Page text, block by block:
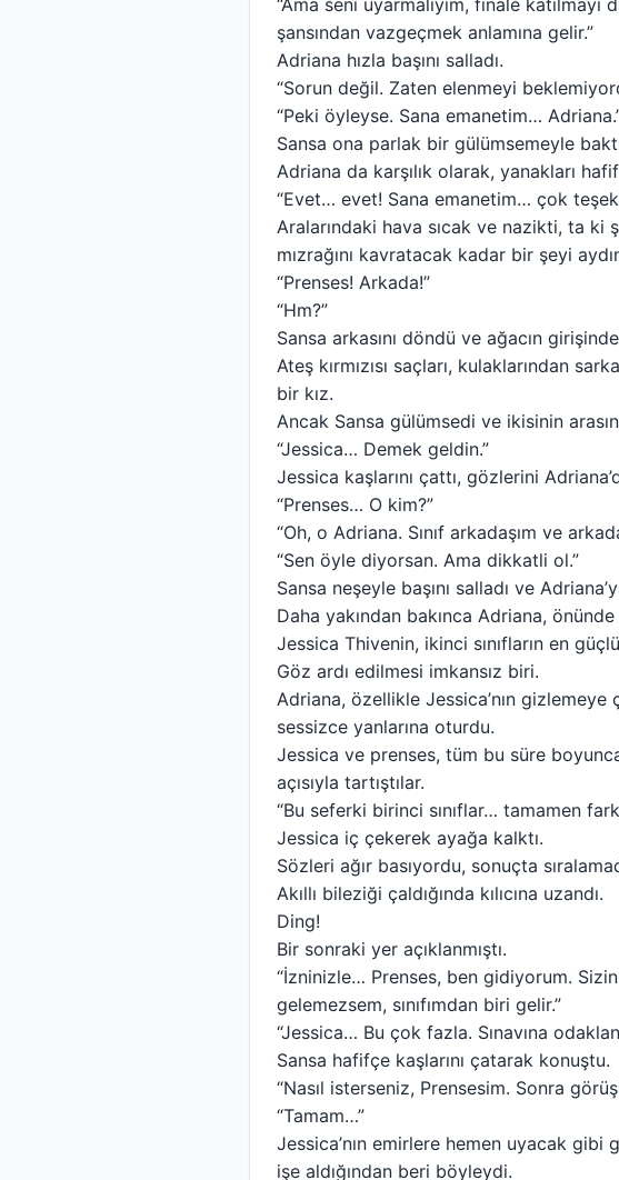
“Ama seni uyarmalıyım, finale
şansından vazgeçmek anlamına gelir.”
Adriana hızla başını salladı.
“Sorun değil. Zaten elenmeyi
“Peki öyleyse. Sana emanetim…
Sansa ona parlak bir gülümsemeyle
Adriana da karşılık olarak, yanakları
“Evet… evet! Sana emanetim… çok
Aralarındaki hava sıcak ve nazikti, ta ki
mızrağını kavratacak kadar bir şeyi
“Prenses! Arkada!”
“Hm?”
Sansa arkasını döndü ve ağacın
Ateş kırmızısı saçları, kulaklarından
bir kız.
Ancak Sansa gülümsedi ve ikisinin
“Jessica… Demek geldin.”
Jessica kaşlarını çattı, gözlerini
“Prenses… O kim?”
“Oh, o Adriana. Sınıf arkadaşım ve
“Sen öyle diyorsan. Ama dikkatli ol.”
Sansa neşeyle başını salladı ve
Daha yakından bakınca Adriana, önünde
Jessica Thivenin, ikinci sınıfların en
Göz ardı edilmesi imkansız biri.
Adriana, özellikle Jessica’nın gizlemeye
sessizce yanlarına oturdu.
Jessica ve prenses, tüm bu süre
açısıyla tartıştılar.
“Bu seferki birinci sınıflar… tamamen
Jessica iç çekerek ayağa kalktı.
Sözleri ağır basıyordu, sonuçta
Akıllı bileziği çaldığında kılıcına uzandı.
Ding!
Bir sonraki yer açıklanmıştı.
“İzninizle… Prenses, ben gidiyorum.
gelemezsem, sınıfımdan biri gelir.”
“Jessica… Bu çok fazla. Sınavına
Sansa hafifçe kaşlarını çatarak konuştu.
“Nasıl isterseniz, Prensesim. Sonra
“Tamam…”
Jessica’nın emirlere hemen uyacak
işe aldığından beri böyleydi.